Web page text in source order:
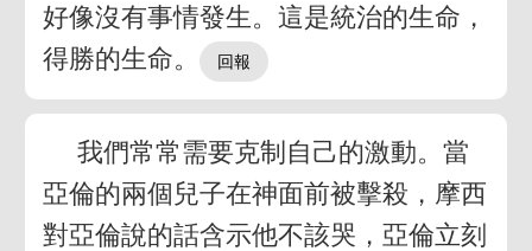
好像沒有事情發生。這是統治的生命，
得勝的生命。
我們常常需要克制自己的激動。當
亞倫的兩個兒子在神面前被擊殺，摩西
對亞倫說的話含示他不該哭，亞倫立刻